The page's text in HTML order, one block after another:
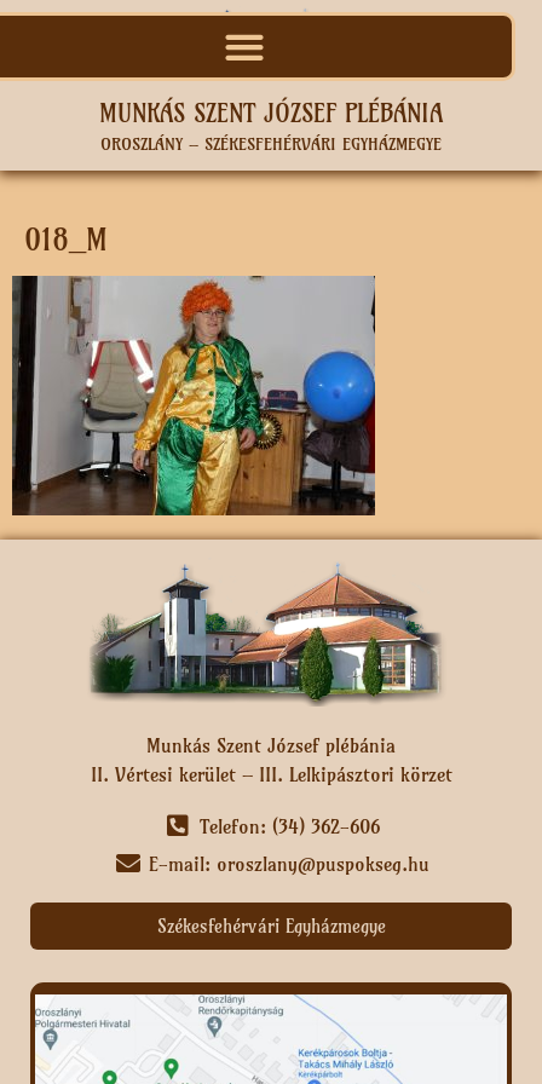
MUNKÁS SZENT JÓZSEF PLÉBÁNIA
OROSZLÁNY – SZÉKESFEHÉRVÁRI EGYHÁZMEGYE
018_M
Munkás Szent József plébánia
II. Vértesi kerület – III. Lelkipásztori körzet
Telefon: (34) 362-606
E-mail: oroszlany@puspokseg.hu
Székesfehérvári Egyházmegye